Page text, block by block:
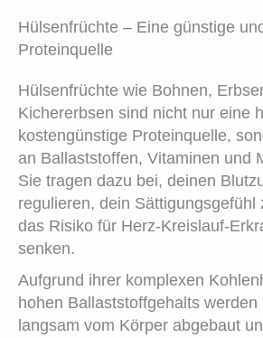
Hülsenfrüchte – Eine günstige
Proteinquelle
Hülsenfrüchte wie Bohnen,
Kichererbsen sind nicht nur eine
kostengünstige Proteinquelle,
an Ballaststoffen, Vitaminen und
Sie tragen dazu bei, deinen
regulieren, dein Sättigungsgefühl
das Risiko für Herz-Kreislauf-
senken.
Aufgrund ihrer komplexen
hohen Ballaststoffgehalts
langsam vom Körper abgebaut